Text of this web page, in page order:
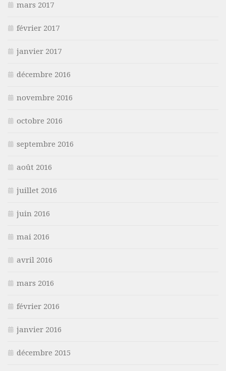
mars 2017
février 2017
janvier 2017
décembre 2016
novembre 2016
octobre 2016
septembre 2016
août 2016
juillet 2016
juin 2016
mai 2016
avril 2016
mars 2016
février 2016
janvier 2016
décembre 2015